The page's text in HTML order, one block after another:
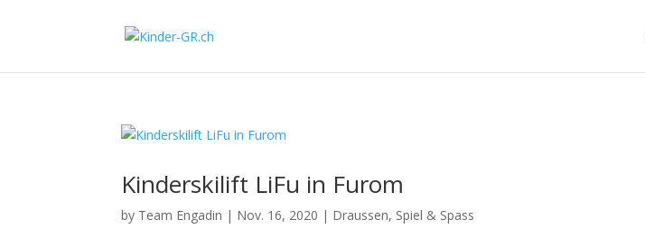
Kinderskilift LiFu in Furom
by Team Engadin | Nov. 16, 2020 | Draussen, Spiel & Spass